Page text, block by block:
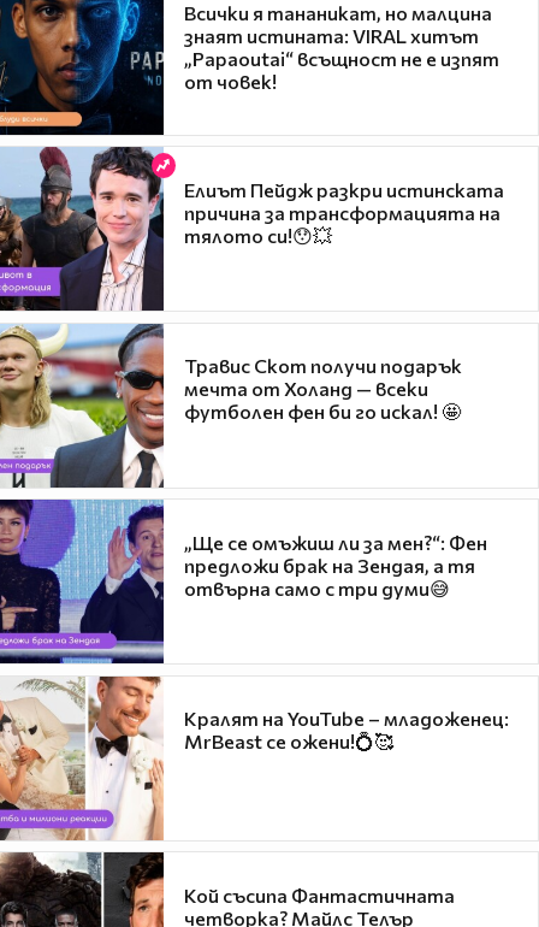
Всички я тананикат, но малцина
знаят истината: VIRAL хитът
„Papaoutai“ всъщност не е изпят
от човек!
Елиът Пейдж разкри истинската
причина за трансформацията на
тялото си!😯💥
Травис Скот получи подарък
мечта от Холанд — всеки
футболен фен би го искал! 🤩
„Ще се омъжиш ли за мен?“: Фен
предложи брак на Зендая, а тя
отвърна само с три думи😅
Кралят на YouTube – младоженец:
MrBeast се ожени!💍🥰
Кой съсипа Фантастичната
четворка? Майлс Телър